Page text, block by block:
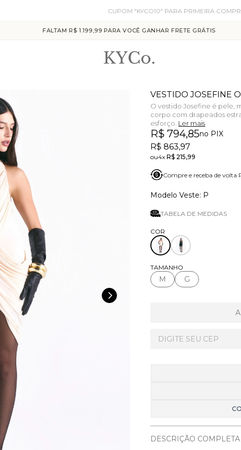
CUPOM "KYCO10" PARA PRIMEIRA COMPRA
FALTAM R$ 1.199,99 PARA VOCÊ GANHAR FRETE GRÁTIS
VESTIDO JOSEFINE
O vestido Josefine é pele,
corpo com drapeados
esforço. Ler mais
R$ 794,85no PIX
R$ 863,97
4xR$ 215,99
Compre e receba de volta
P
TABELA DE MEDIDAS
TAMANHO
M G
DESCRIÇÃO COMPLETA